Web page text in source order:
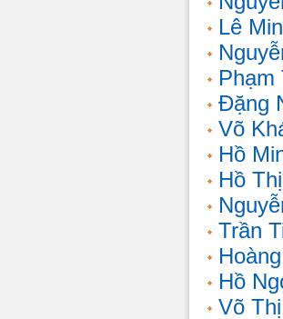
Lê
Phạm
Đặng
Võ
Hồ
Hồ
Trần
Hồ
Võ